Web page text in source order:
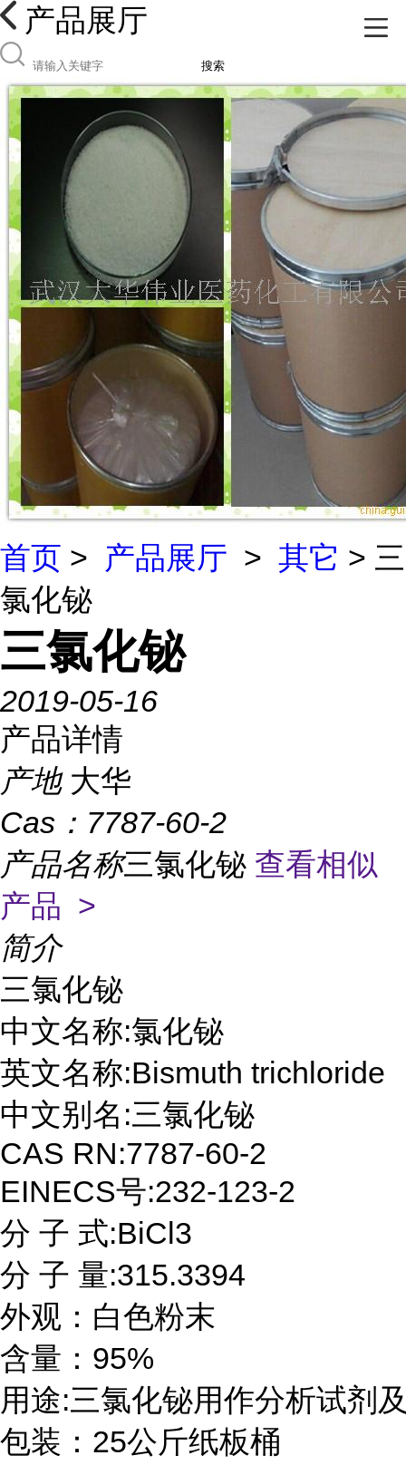
产品展厅
搜索
首页 > 产品展厅 > 其它 > 三
氯化铋
三氯化铋
2019-05-16
产品详情
产地 大华
Cas： 7787-60-2
产品名称三氯化铋 查看相似
产品 >
简介
三氯化铋
中文名称:氯化铋
英文名称:Bismuth trichloride
中文别名:三氯化铋
CAS RN:7787-60-2
EINECS号:232-123-2
分 子 式:BiCl3
分 子 量:315.3394
外观：白色粉末
含量：95%
用途:三氯化铋用作分析试剂
包装：25公斤纸板桶